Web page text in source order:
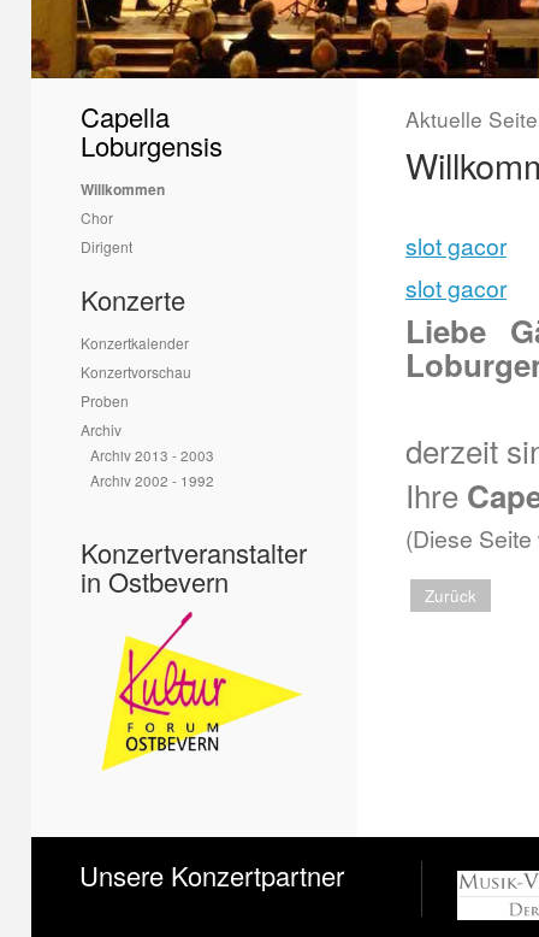
Capella
Loburgensis
Willkommen
Chor
Dirigent
Konzerte
Konzertkalender
Konzertvorschau
Proben
Archiv
Archiv 2013 - 2003
Archiv 2002 - 1992
Konzertveranstalter
in Ostbevern
Aktuelle
slot gacor
slot gacor
Liebe
derzeit
Ihre
(Diese
Zurück
Unsere Konzertpartner